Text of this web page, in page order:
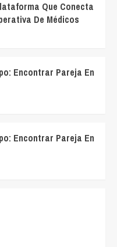
Que Conecta
De Médicos
Encontrar Pareja En
Encontrar Pareja En